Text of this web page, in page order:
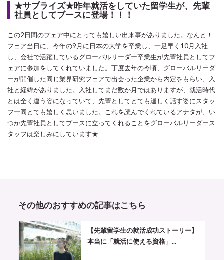
★サプライズ★昨年就活をしていた留学生が、先輩
社員としてブースに登場！！！
この2日間のフェア中にとっても嬉しい出来事がありました。なんと！
フェア当日に、今年の9月に日本の大学を卒業し、一足早く10月入社
し、会社で活躍しているグローバルリーダー卒業生が先輩社員としてフ
ェアに参加をしてくれていました。丁度去年の今頃、グローバルリーダ
ーが開催した同じ業界研究フェアで出会った企業から内定をもらい、入
社と経緯がありました。入社してまだ数か月ではありますが、就活時代
とは全く違う姿になっていて、先輩としてとても逞しく話す姿にスタッ
フ一同とても嬉しく思いました。これを読んでくれているアナタが、い
つか先輩社員としてブースに立ってくれることをグローバルリーダース
タッフは楽しみにしています★
その他のおすすめの記事はこちら
【先輩留学生の就活成功ストーリー】
本当に「就活に使える資格」...